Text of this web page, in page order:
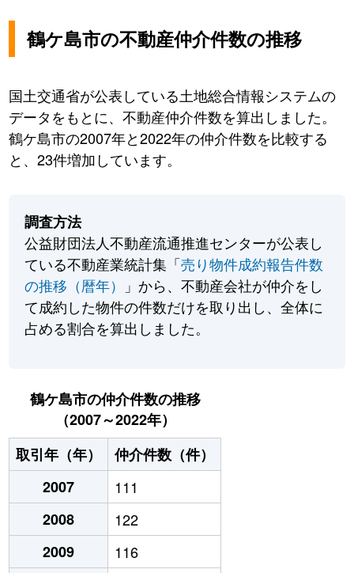
鶴ケ島市の不動産仲介件数の推移
国土交通省が公表している土地総合情報システムの
データをもとに、不動産仲介件数を算出しました。
鶴ケ島市の2007年と2022年の仲介件数を比較する
と、23件増加しています。
調査方法
公益財団法人不動産流通推進センターが公表し
ている不動産業統計集「売り物件成約報告件数
の推移（暦年）
」から、不動産会社が仲介をし
て成約した物件の件数だけを取り出し、全体に
占める割合を算出しました。
鶴ケ島市の仲介件数の推移
（2007～2022年）
取引年（年）
仲介件数（件）
2007
111
2008
122
2009
116